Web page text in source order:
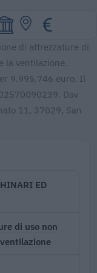
di attrezzature di
la ventilazione.
9.995.746 euro. Il
Dav
11, 37029, San
ED
di uso non